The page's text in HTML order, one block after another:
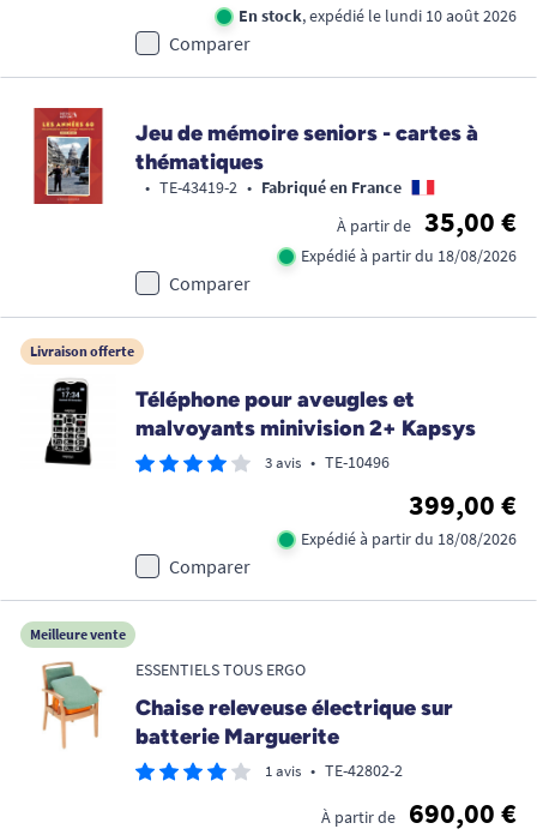
En stock, expédié le lundi 10 août 2026
Comparer
Jeu de mémoire seniors - cartes à
thématiques
• TE-43419-2 • Fabriqué en France
À partir de
35,00 €
Expédié à partir du 18/08/2026
Comparer
Livraison offerte
Téléphone pour aveugles et
malvoyants minivision 2+ Kapsys
3 avis • TE-10496
399,00 €
Expédié à partir du 18/08/2026
Comparer
Meilleure vente
ESSENTIELS TOUS ERGO
Chaise releveuse électrique sur
batterie Marguerite
1 avis • TE-42802-2
À partir de 690,00 €